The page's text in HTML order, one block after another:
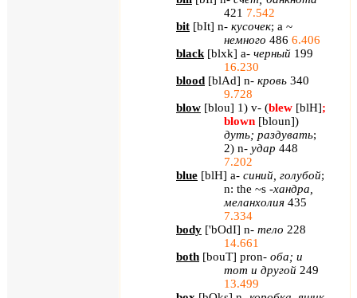
421 7.542
bit [bIt] n- кусочек; a ~
немного 486 6.406
black [blxk] a- черный 199
16.230
blood [blAd] n- кровь 340
9.728
blow [blou] 1) v- (blew [blH];
blown [bloun])
дуть; раздувать;
2) n- удар 448
7.202
blue [blH] a- синий голубой;
n: the ~s -хандра
меланхолия 435
7.334
body ['bOdI] n- тело 228
14.661
both [bouT] pron- оба; и
тот и другой 249
13.499